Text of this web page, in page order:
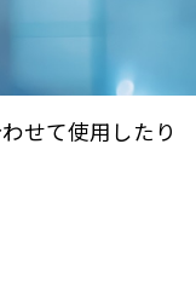
せて使用したり